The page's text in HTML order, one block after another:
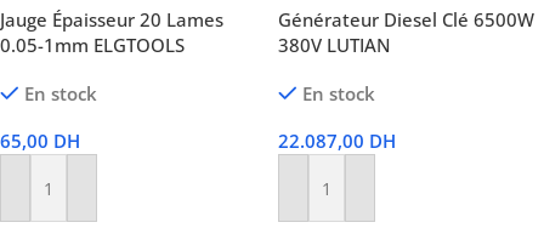
Jauge Épaisseur 20 Lames
0.05-1mm ELGTOOLS
En stock
65,00 DH
Ajouter Au Panier
Générateur Diesel Clé 6500W
380V LUTIAN
En stock
22.087,00 DH
Ajouter Au Panier